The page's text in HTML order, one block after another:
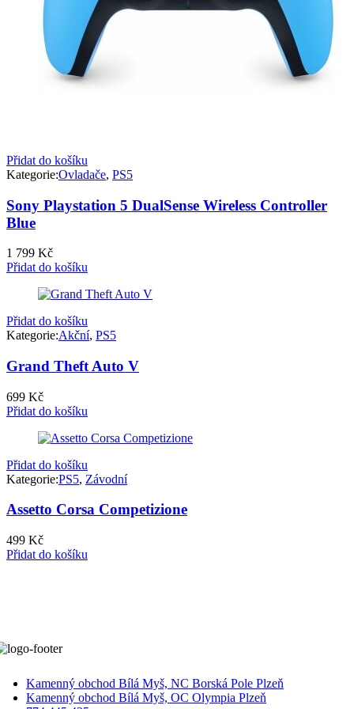
Přidat do košíku
Kategorie:Ovladače, PS5
Sony Playstation 5 DualSense Wireless Controller
Blue
1 799 Kč
Přidat do košíku
Přidat do košíku
Kategorie:Akční, PS5
Grand Theft Auto V
699 Kč
Přidat do košíku
Přidat do košíku
Kategorie:PS5, Závodní
Assetto Corsa Competizione
499 Kč
Přidat do košíku
Kamenný obchod Bílá Myš, NC Borská Pole Plzeň
Kamenný obchod Bílá Myš, OC Olympia Plzeň